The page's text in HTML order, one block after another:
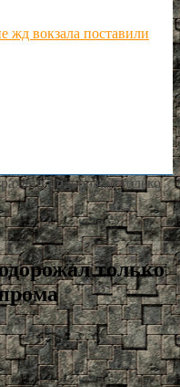
жд вокзала поставили
подорожал только
только